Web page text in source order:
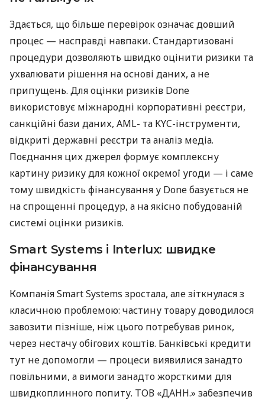
Здається, що більше перевірок означає довший
процес — насправді навпаки. Стандартизовані
процедури дозволяють швидко оцінити ризики та
ухвалювати рішення на основі даних, а не
припущень. Для оцінки ризиків Done
використовує міжнародні корпоративні реєстри,
санкційні бази даних, AML- та KYC-інструменти,
відкриті державні реєстри та аналіз медіа.
Поєднання цих джерел формує комплексну
картину ризику для кожної окремої угоди — і саме
тому швидкість фінансування у Done базується не
на спрощенні процедур, а на якісно побудованій
системі оцінки ризиків.
Smart Systems і Interlux: швидке
фінансування
Компанія Smart Systems зростала, але зіткнулася з
класичною проблемою: частину товару доводилося
завозити пізніше, ніж цього потребував ринок,
через нестачу обігових коштів. Банківські кредити
тут не допомогли — процеси виявилися занадто
повільними, а вимоги занадто жорсткими для
швидкоплинного попиту. ТОВ «ДАНН.» забезпечив